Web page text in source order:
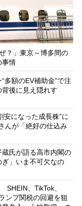
？」東京～博多間の
事情
多額のEV補助金”で注
後に見え隠れす
安になった成長株”に
んが「絶好の仕込み
蔵氏が語る高市内閣の
」いま不可欠なの
SHEIN、TikTok、
ンプ関税の回避を狙